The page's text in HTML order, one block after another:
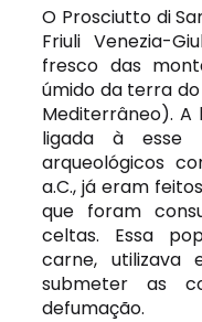
O Prosciutto di
Friuli Venezia-
fresco das
úmido da terra
Mediterrâneo). A
ligada à esse
arqueológicos
a.C., já eram
que foram
celtas. Essa
carne, utilizava
submeter as
defumação.